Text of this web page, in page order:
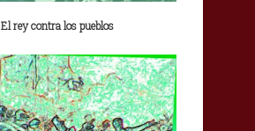
El rey contra los pueblos